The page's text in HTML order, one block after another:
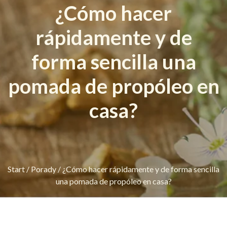
¿Cómo hacer
rápidamente y de
forma sencilla una
pomada de propóleo en
casa?
Start/ Porady / ¿Cómo hacer rápidamente y de forma sencilla
una pomada de propóleo en casa?